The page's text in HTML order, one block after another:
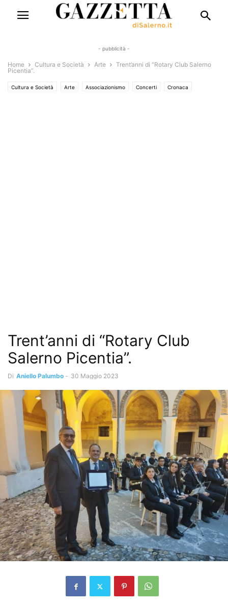
- pubblicità -
Home Cultura e Società Arte
Trent’anni di “Rotary Club Salerno
Picentia”.
Cultura e Società Arte Associazionismo Concerti Cronaca
Trent’anni di “Rotary Club
Salerno Picentia”.
Di Aniello Palumbo - 30 Maggio 2023